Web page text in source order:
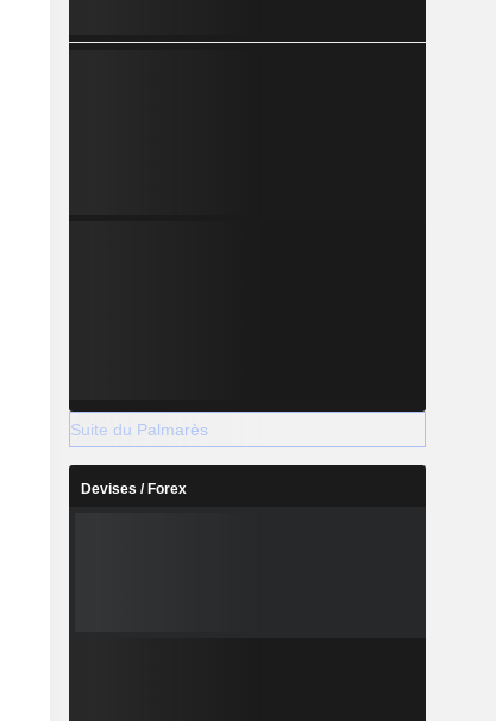
Suite du Palmarès
Devises / Forex